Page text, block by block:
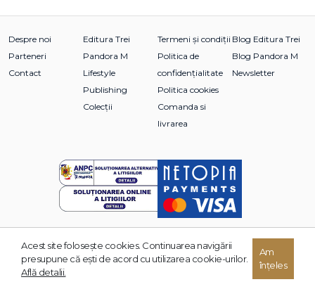
Despre noi
Parteneri
Contact
Editura Trei
Pandora M
Lifestyle
Publishing
Colecții
Termeni și condiții
Politica de
confidențialitate
Politica cookies
Comanda si
livrarea
Blog Editura Trei
Blog Pandora M
Newsletter
© 2026 Grupul Editorial TREI. Toate drepturile rezervate.
Acest site foloseşte cookies. Continuarea navigării
presupune că eşti de acord cu utilizarea cookie-urilor.
Află detalii.
Am
înțeles